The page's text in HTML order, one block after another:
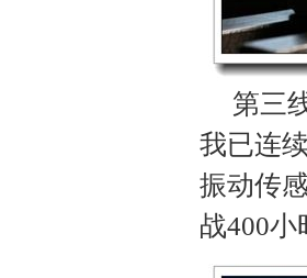
第三
我已连
振动传
战400